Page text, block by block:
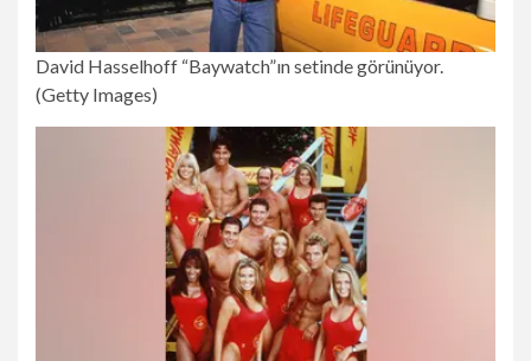
David Hasselhoff “Baywatch”ın setinde görünüyor.
(Getty Images)